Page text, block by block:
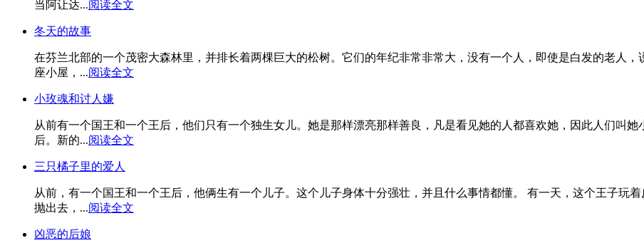
当阿让达...阅读全文
冬天的故事
在芬兰北部的一个茂密大森林里，并排长着两棵巨大的松树。它们的年纪非常非常大，没有一个人，即使是白发的老人
座小屋，...阅读全文
小玫魂和讨人嫌
从前有一个国王和一个王后，他们只有一个独生女儿。她是那样漂亮那样善良，凡是看见她的人都喜欢她，因此人们叫
后。新的...阅读全文
三只橘子里的爱人
从前，有一个国王和一个王后，他俩生有一个儿子。这个儿子身体十分强壮，并且什么事情都懂。 有一天，这个王子玩
抛出去，...阅读全文
凶恶的后娘